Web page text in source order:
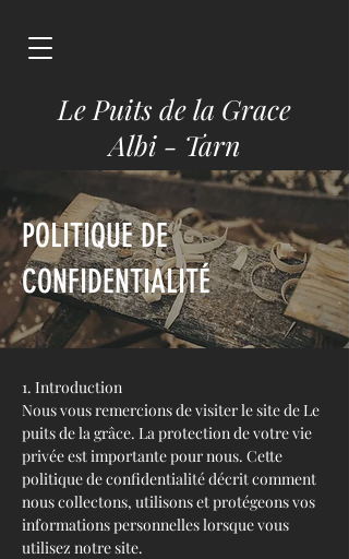
Le Puits de la Grace
Albi - Tarn
POLITIQUE DE
CONFIDENTIALITÉ
1. Introduction
Nous vous remercions de visiter le site de Le
puits de la grâce. La protection de votre vie
privée est importante pour nous. Cette
politique de confidentialité décrit comment
nous collectons, utilisons et protégeons vos
informations personnelles lorsque vous
utilisez notre site.